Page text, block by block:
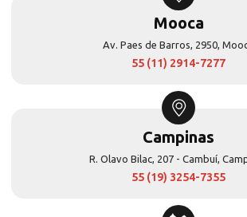
Mooca
Av. Paes de Barros, 2950,
55 (11) 2914-7277
Campinas
R. Olavo Bilac, 207 - Cambuí,
55 (19) 3254-7355